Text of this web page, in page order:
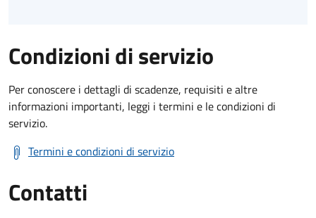
Condizioni di servizio
Per conoscere i dettagli di scadenze, requisiti e altre
informazioni importanti, leggi i termini e le condizioni di
servizio.
Termini e condizioni di servizio
Contatti